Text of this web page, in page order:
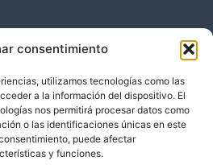
consentimiento
utilizamos tecnologías como las
a la información del dispositivo. El
nos permitirá procesar datos como
o las identificaciones únicas en este
puede afectar
y funciones.
no dar mucho el